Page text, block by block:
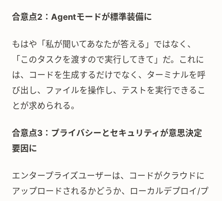
合意点2：Agentモードが標準装備に
もはや「私が聞いてあなたが答える」ではなく、
「このタスクを渡すので実行してきて」だ。これに
は、コードを生成するだけでなく、ターミナルを呼
び出し、ファイルを操作し、テストを実行できるこ
とが求められる。
合意点3：プライバシーとセキュリティが意思決定
要因に
エンタープライズユーザーは、コードがクラウドに
アップロードされるかどうか、ローカルデプロイ/プ